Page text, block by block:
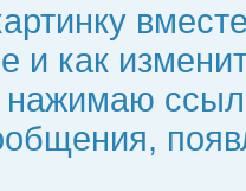
и как
нажимаю